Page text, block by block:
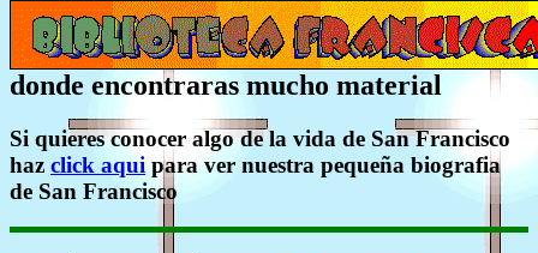
donde encontraras mucho material
Si quieres conocer algo de la vida de San Francisco
haz click aquipara ver nuestra pequeña biografia
de San Francisco